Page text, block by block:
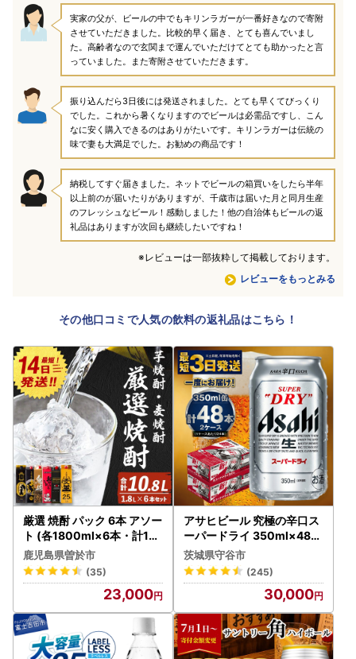
レビューをもっとみる
実家の父が、ビールの中でもキリンラガーが一番好きなので寄附
させていただきました。比較的早く届き、とても喜んでいまし
た。高齢者なので玄関まで運んでいただけてとても助かったと言
っていました。また寄附させていただきます。
振り込んだら3日後には発送されました。とても早くてびっくり
でした。これから暑くなりますのでビールは必需品ですし、こん
なに安く購入できるのはありがたいです。キリンラガーは伝統の
味で妻も大満足でした。お勧めの商品です！
納税してすぐ届きました。ネットでビールの箱買いをしたら半年
以上前のが届いたりがありますが、千歳市は届いた月と同月生産
のフレッシュなビール！感動しました！他の自治体もビールの返
礼品はありますが次回も継続したいですね！
※レビューは一部抜粋して掲載しております。
その他口コミで人気の飲料の返礼品はこちら！
厳選 焼酎 パック 6本 アソー
ト (各1800ml×6本・計10.
8L)【岩川醸造】B132-v02
鹿児島県曽於市
(35)
23,000
アサヒビール 究極の辛口ス
ーパードライ 350ml×48本
ビール
茨城県守谷市
(245)
30,000